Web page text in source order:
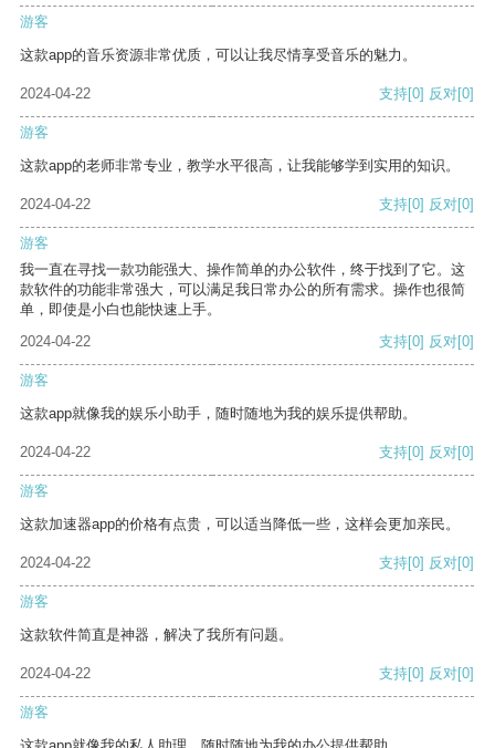
游客
这款app的音乐资源非常优质，可以让我尽情享受音乐的魅力。
2024-04-22 支持[0] 反对[0]
游客
这款app的老师非常专业，教学水平很高，让我能够学到实用的知识。
2024-04-22 支持[0] 反对[0]
游客
我一直在寻找一款功能强大、操作简单的办公软件，终于找到了它。这
款软件的功能非常强大，可以满足我日常办公的所有需求。操作也很简
单，即使是小白也能快速上手。
2024-04-22
支持[0] 反对[0]
游客
这款app就像我的娱乐小助手，随时随地为我的娱乐提供帮助。
2024-04-22 支持[0] 反对[0]
游客
这款加速器app的价格有点贵，可以适当降低一些，这样会更加亲民。
2024-04-22 支持[0] 反对[0]
游客
这款软件简直是神器，解决了我所有问题。
2024-04-22 支持[0] 反对[0]
游客